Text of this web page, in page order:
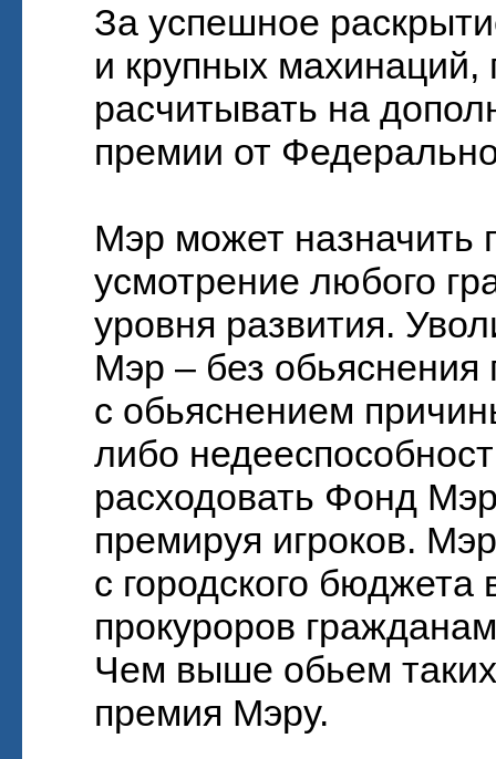
За успешное
и крупных
расчитывать на
премии от
Мэр может назначить
усмотрение любого
уровня развития.
Мэр – без
с обьяснением
либо
расходовать Фонд
премируя игроков.
с городского
прокуроров
Чем выше обьем
премия Мэру.